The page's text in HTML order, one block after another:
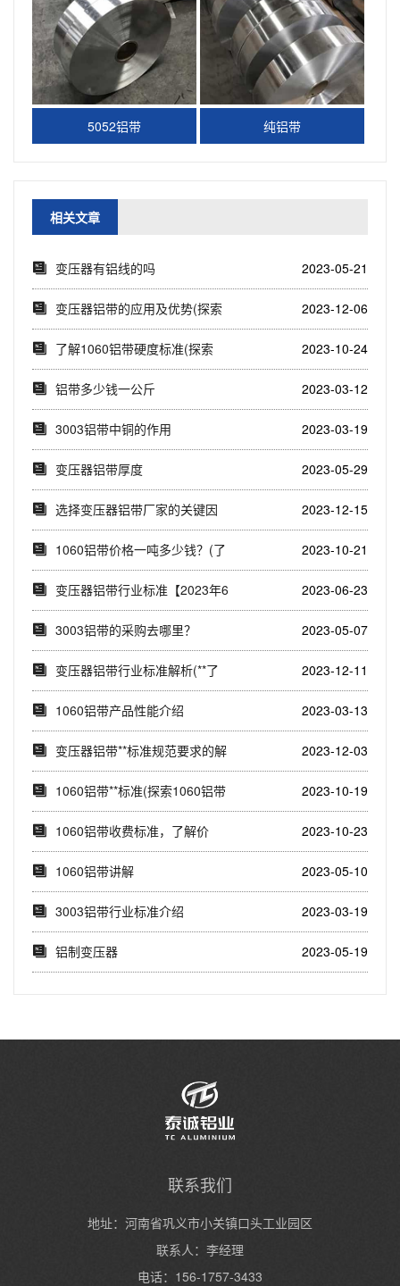
5052铝带 纯铝带
相关文章
变压器有铝线的吗 2023-05-21
变压器铝带的应用及优势(探索
变压器铝带的多...
2023-12-06
了解1060铝带硬度标准(探索
1060铝带...
2023-10-24
铝带多少钱一公斤 2023-03-12
3003铝带中铜的作用 2023-03-19
变压器铝带厚度 2023-05-29
选择变压器铝带厂家的关键因
素(如何通过排名...
2023-12-15
1060铝带价格一吨多少钱？(了
解1060...
2023-10-21
变压器铝带行业标准【2023年6
月】
2023-06-23
3003铝带的采购去哪里？ 2023-05-07
变压器铝带行业标准解析(**了
解变压器铝带...
2023-12-11
1060铝带产品性能介绍 2023-03-13
变压器铝带**标准规范要求的解
读(从材质选...
2023-12-03
1060铝带**标准(探索1060铝带
**...
2023-10-19
1060铝带收费标准，了解价
格？先来看看这...
2023-10-23
1060铝带讲解 2023-05-10
3003铝带行业标准介绍 2023-03-19
铝制变压器 2023-05-19
联系我们
地址：河南省巩义市小关镇口头工业园区
联系人：李经理
电话：156-1757-3433